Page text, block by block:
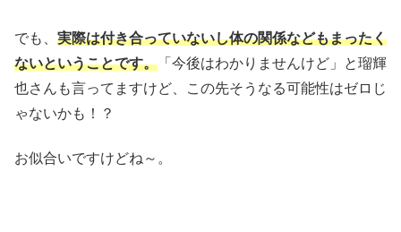
でも、 実際は付き合っていないし体の関係などもまったく
ないということです。 「今後はわかりませんけど」と瑠輝
也さんも言ってますけど、この先そうなる可能性はゼロじ
ゃないかも！？
お似合いですけどね～。